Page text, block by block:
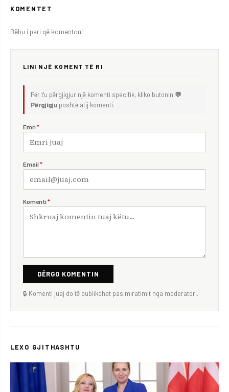
KOMENTET
Bëhu i pari që komenton!
LINI NJË KOMENT TË RI
Për t'u përgjigjur një komenti specifik, kliko butonin 💬
Përgjigju poshtë atij komenti.
Emri *
Email *
Komenti *
DËRGO KOMENTIN
🔒 Komenti juaj do të publikohet pas miratimit nga moderatori.
LEXO GJITHASHTU